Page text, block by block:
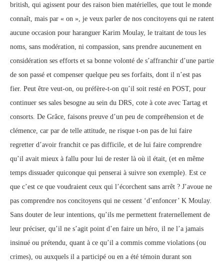
british, qui agissent pour des raison bien matérielles, que tout le monde
connaît, mais par « on », je veux parler de nos concitoyens qui ne ratent
aucune occasion pour haranguer Karim Moulay, le traitant de tous les
noms, sans modération, ni compassion, sans prendre aucunement en
considération ses efforts et sa bonne volonté de s’affranchir d’une partie
de son passé et compenser quelque peu ses forfaits, dont il n’est pas
fier. Peut être veut-on, ou préfère-t-on qu’il soit resté en POST, pour
continuer ses sales besogne au sein du DRS, cote à cote avec Tartag et
consorts. De Grâce, faisons preuve d’un peu de compréhension et de
clémence, car par de telle attitude, ne risque t-on pas de lui faire
regretter d’avoir franchit ce pas difficile, et de lui faire comprendre
qu’il avait mieux à fallu pour lui de rester là où il était, (et en même
temps dissuader quiconque qui penserai à suivre son exemple). Est ce
que c’est ce que voudraient ceux qui l’écorchent sans arrêt ? J’avoue ne
pas comprendre nos concitoyens qui ne cessent ‘d’enfoncer’ K Moulay.
Sans douter de leur intentions, qu’ils me permettent fraternellement de
leur préciser, qu’il ne s’agit point d’en faire un héro, il ne l’a jamais
insinué ou prétendu, quant à ce qu’il a commis comme violations (ou
crimes), ou auxquels il a participé ou en a été témoin durant son